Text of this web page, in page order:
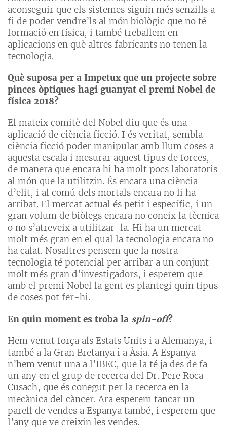
aconseguir que els sistemes siguin més senzills a
fi de poder vendre’ls al món biològic que no té
formació en física, i també treballem en
aplicacions en què altres fabricants no tenen la
tecnologia.
Què suposa per a Impetux que un projecte sobre
pinces òptiques hagi guanyat el premi Nobel de
física 2018?
El mateix comitè del Nobel diu que és una
aplicació de ciència ficció. I és veritat, sembla
ciència ficció poder manipular amb llum coses a
aquesta escala i mesurar aquest tipus de forces,
de manera que encara hi ha molt pocs laboratoris
al món que la utilitzin. És encara una ciència
d’elit, i al comú dels mortals encara no li ha
arribat. El mercat actual és petit i específic, i un
gran volum de biòlegs encara no coneix la tècnica
o no s’atreveix a utilitzar-la. Hi ha un mercat
molt més gran en el qual la tecnologia encara no
ha calat. Nosaltres pensem que la nostra
tecnologia té potencial per arribar a un conjunt
molt més gran d’investigadors, i esperem que
amb el premi Nobel la gent es plantegi quin tipus
de coses pot fer-hi.
En quin moment es troba la spin-off?
Hem venut força als Estats Units i a Alemanya, i
també a la Gran Bretanya i a Àsia. A Espanya
n’hem venut una a l’IBEC, que la té ja des de fa
un any en el grup de recerca del Dr. Pere Roca-
Cusach, que és conegut per la recerca en la
mecànica del càncer. Ara esperem tancar un
parell de vendes a Espanya també, i esperem que
l’any que ve creixin les vendes.